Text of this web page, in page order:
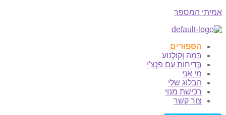
אמיתי המספר
Menu
הַסִּפּוּרִים
בָּמָה וְקוֹלְנוֹעַ
בְּדִיחוֹת עִם פַּנְצִ'י
מי אני
הבלוג שלי
רכישת מנוי
צור קשר